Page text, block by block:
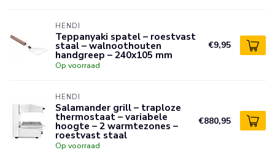
HENDI
Teppanyaki spatel – roestvast
staal – walnoothouten
handgreep – 240x105 mm
Op voorraad
€9,95
HENDI
Salamander grill – traploze
thermostaat – variabele
hoogte – 2 warmtezones –
roestvast staal
Op voorraad
€880,95